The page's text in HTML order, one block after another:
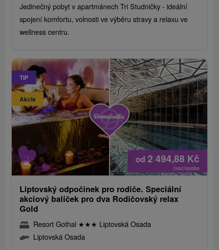
Jedinečný pobyt v apartmánech Tri Studničky - ideální
spojení komfortu, volnosti ve výběru stravy a relaxu ve
wellness centru.
TIP
Akcia
od 2 494,88 Kč
/noc/osoba
Liptovský odpočinek pro rodiče. Speciální
akciový balíček pro dva Rodičovský relax
Gold
Resort Gothal ★★★ Liptovská Osada
Liptovská Osada